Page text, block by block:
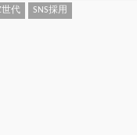
世代
SNS採用